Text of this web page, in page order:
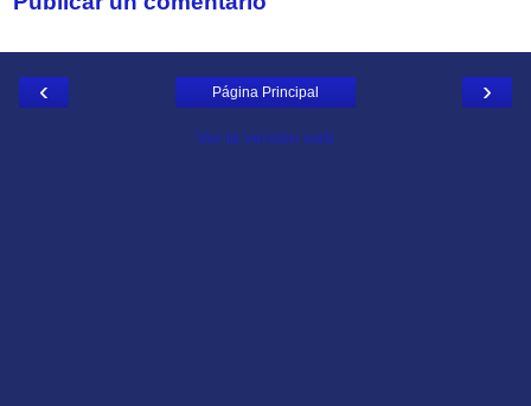
‹ ›
Página Principal
Ver la versión web